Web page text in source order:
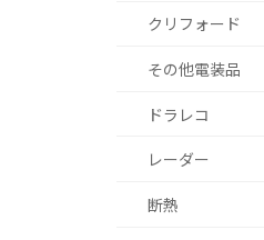
クリフォード
その他電装品
ドラレコ
レーダー
断熱